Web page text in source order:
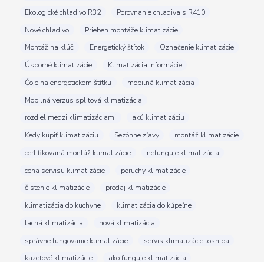
Ekologické chladivo R32
Porovnanie chladiva s R410
Nové chladivo
Priebeh montáže klimatizácie
Montáž na klúč
Energetický štítok
Označenie klimatizácie
Úsporné klimatizácie
Klimatizácia Informácie
Čoje na energetickom štítku
mobilná klimatizácia
Mobilná verzus splitová klimatizácia
rozdiel medzi klimatizáciami
akú klimatizáciu
Kedy kúpiť klimatizáciu
Sezónne zľavy
montáž klimatizácie
certifikovaná montáž klimatizácie
nefunguje klimatizácia
cena servisu klimatizácie
poruchy klimatizácie
čistenie klimatizácie
predaj klimatizácie
klimatizácia do kuchyne
klimatizácia do kúpeľne
lacná klimatizácia
nová klimatizácia
správne fungovanie klimatizácie
servis klimatizácie toshiba
kazetové klimatizácie
ako funguje klimatizácia